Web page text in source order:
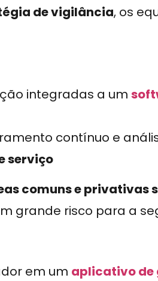
de vigilância, os
integradas a um
contínuo e
serviço
comuns e privativas
grande risco para a
em um aplicativo de